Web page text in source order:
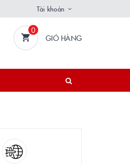
Tài khoản
0
GIỎ HÀNG